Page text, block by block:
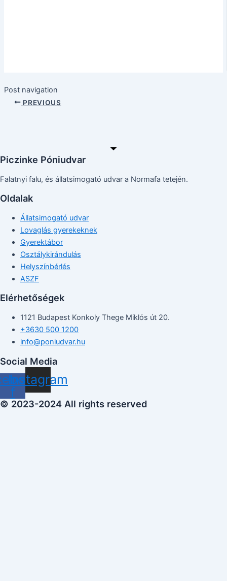
Post navigation
PREVIOUS
Piczinke Póniudvar
Falatnyi falu, és állatsimogató udvar a Normafa tetején.
Oldalak
Állatsimogató udvar
Lovaglás gyerekeknek
Gyerektábor
Osztálykirándulás
Helyszínbérlés
ASZF
Elérhetőségek
1121 Budapest Konkoly Thege Miklós út 20.
+3630 500 1200
info@poniudvar.hu
Social Media
f
Instagram
© 2023-2024 All rights reserved